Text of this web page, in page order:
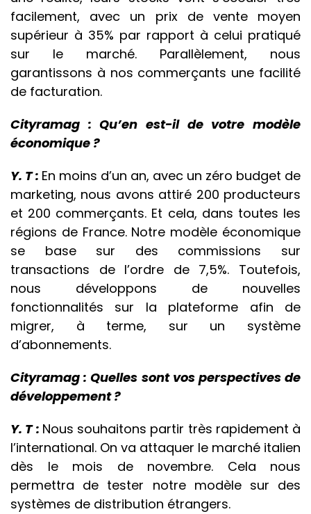
facilement, avec un prix de vente moyen
supérieur à 35% par rapport à celui pratiqué
sur le marché. Parallèlement, nous
garantissons à nos commerçants une facilité
de facturation.
Cityramag : Qu’en est-il de votre modèle
économique ?
Y. T : En moins d’un an, avec un zéro budget de
marketing, nous avons attiré 200 producteurs
et 200 commerçants. Et cela, dans toutes les
régions de France. Notre modèle économique
se base sur des commissions sur
transactions de l’ordre de 7,5%. Toutefois,
nous développons de nouvelles
fonctionnalités sur la plateforme afin de
migrer, à terme, sur un système
d’abonnements.
Cityramag : Quelles sont vos perspectives de
développement ?
Y. T : Nous souhaitons partir très rapidement à
l’international. On va attaquer le marché italien
dès le mois de novembre. Cela nous
permettra de tester notre modèle sur des
systèmes de distribution étrangers.